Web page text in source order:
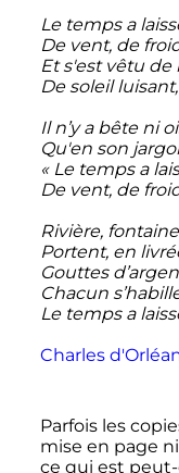
Le temps a
De vent, de
Et s'est vêtu de
De soleil
Il n’y a bête ni
Qu'en son
« Le temps a
De vent, de
Rivière,
Portent, en
Gouttes
Chacun
Le temps a
Charles
Parfois les
mise en page
ce qui est